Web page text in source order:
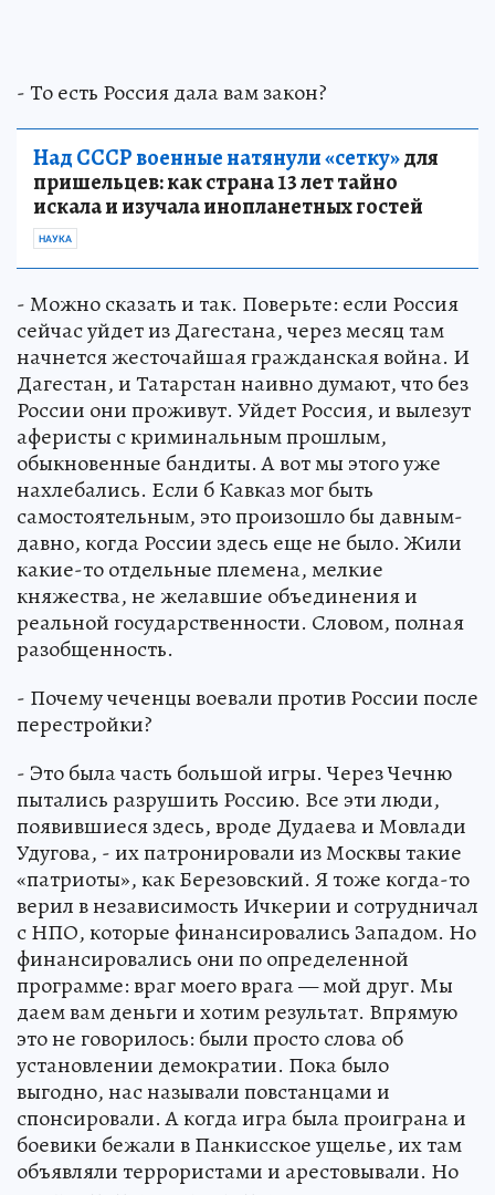
- То есть Россия дала вам закон?
Над СССР военные натянули «сетку»для
пришельцев: как страна 13 лет тайно
искала и изучала инопланетных гостей
НАУКА
- Можно сказать и так. Поверьте: если Россия
сейчас уйдет из Дагестана, через месяц там
начнется жесточайшая гражданская война. И
Дагестан, и Татарстан наивно думают, что без
России они проживут. Уйдет Россия, и вылезут
аферисты с криминальным прошлым,
обыкновенные бандиты. А вот мы этого уже
нахлебались. Если б Кавказ мог быть
самостоятельным, это произошло бы давным-
давно, когда России здесь еще не было. Жили
какие-то отдельные племена, мелкие
княжества, не желавшие объединения и
реальной государственности. Словом, полная
разобщенность.
- Почему чеченцы воевали против России после
перестройки?
- Это была часть большой игры. Через Чечню
пытались разрушить Россию. Все эти люди,
появившиеся здесь, вроде Дудаева и Мовлади
Удугова, - их патронировали из Москвы такие
«патриоты», как Березовский. Я тоже когда-то
верил в независимость Ичкерии и сотрудничал
с НПО, которые финансировались Западом. Но
финансировались они по определенной
программе: враг моего врага — мой друг. Мы
даем вам деньги и хотим результат. Впрямую
это не говорилось: были просто слова об
установлении демократии. Пока было
выгодно, нас называли повстанцами и
спонсировали. А когда игра была проиграна и
боевики бежали в Панкисское ущелье, их там
объявляли террористами и арестовывали. Но